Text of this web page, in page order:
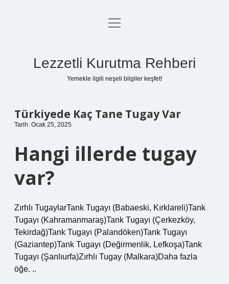
Anasayfa
menüyü
Lezzetli Kurutma Rehberi
Yemekle ilgili neşeli bilgiler keşfet!
Türkiyede Kaç Tane Tugay Var
Tarih: Ocak 25, 2025
Hangi illerde tugay
var?
Zırhlı TugaylarTank Tugayı (Babaeski, Kırklareli)Tank
Tugayı (Kahramanmaraş)Tank Tugayı (Çerkezköy,
Tekirdağ)Tank Tugayı (Palandöken)Tank Tugayı
(Gaziantep)Tank Tugayı (Değirmenlik, Lefkoşa)Tank
Tugayı (Şanlıurfa)Zırhlı Tugay (Malkara)Daha fazla
öğe. ..